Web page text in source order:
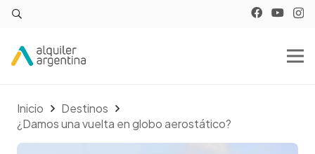
Inicio
Destinos
¿Damos una vuelta en globo aerostático?